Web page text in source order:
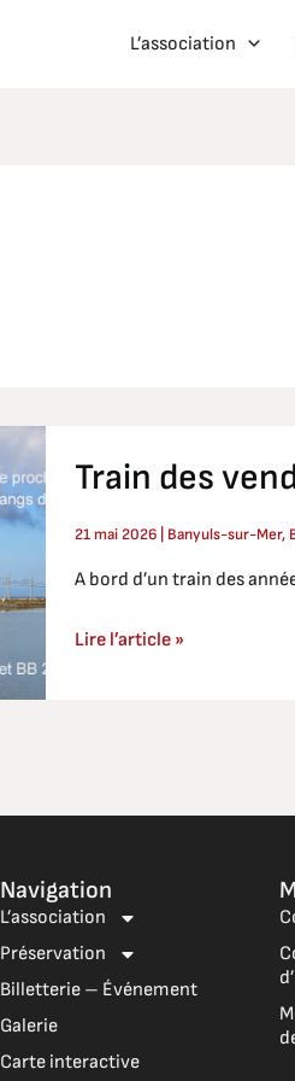
L’association
Train des
21 mai 2026 Banyuls-sur-Mer,
A bord d’un train des
des
Lire l’article »
Navigation
L’association
Préservation
Billetterie – Événement
Galerie
Carte interactive